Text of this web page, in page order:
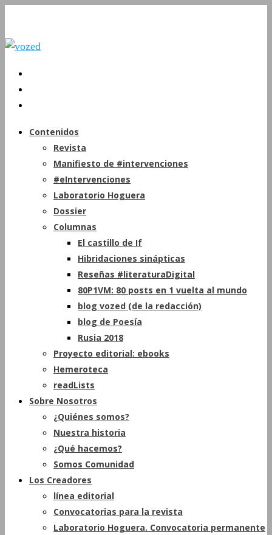
Contenidos
Revista
Manifiesto de #intervenciones
#eIntervenciones
Laboratorio Hoguera
Dossier
Columnas
El castillo de If
Hibridaciones sinápticas
Reseñas #literaturaDigital
80P1VM: 80 posts en 1 vuelta al mundo
blog vozed (de la redacción)
blog de Poesía
Rusia 2018
Proyecto editorial: ebooks
Hemeroteca
readLists
Sobre Nosotros
¿Quiénes somos?
Nuestra historia
¿Qué hacemos?
Somos Comunidad
Los Creadores
línea editorial
Convocatorias para la revista
Laboratorio Hoguera. Convocatoria permanente